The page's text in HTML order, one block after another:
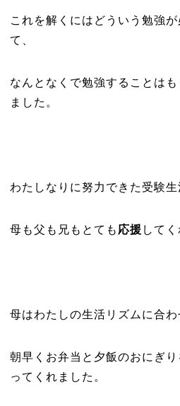
これを解くにはどういう勉強
て、
なんとなくで勉強することは
ました。
わたしなりに努力できた受験生
母も父も兄もとても 応援 してく
母はわたしの生活リズムに合
朝早くお弁当と夕飯のおにぎ
ってくれました。